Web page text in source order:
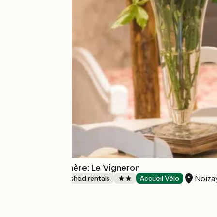
Gîtes de la Rochère: Le Vigneron
Lodgings and furnished rentals Accueil Vélo